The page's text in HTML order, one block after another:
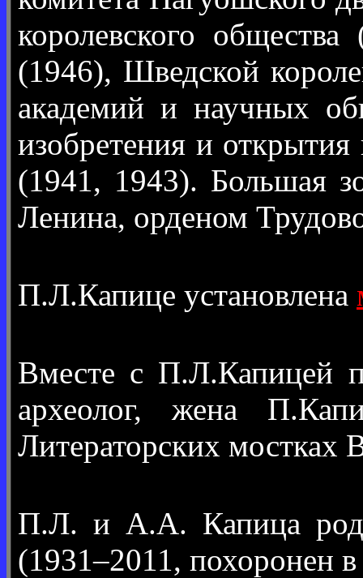
королевского
(1946), Шведской
академий и научных
изобретения и
(1941, 1943). Большая
Ленина, орденом
П.Л.Капице установлена
Вместе с П.Л.Капицей
археолог, жена
Литераторских мостках
П.Л. и А.А. Капица
(1931–2011, похоронен